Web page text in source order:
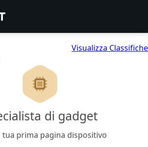
Visualizza Classifiche
di gadget
tua prima pagina dispositivo